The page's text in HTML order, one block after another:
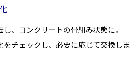
、コンクリートの骨組み状態に。
チェックし、必要に応じて交換しま